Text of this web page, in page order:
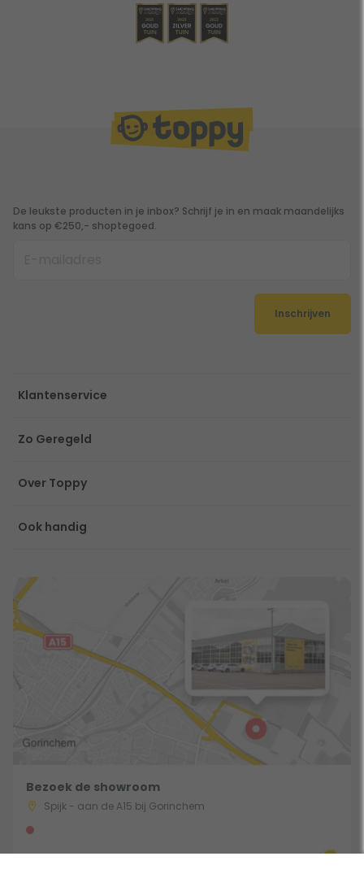
De leukste producten in je inbox? Schrijf je in en maak maandelijks
kans op €250,- shoptegoed.
Inschrijven
Klantenservice
Zo Geregeld
Over Toppy
Ook handig
Bezoek de showroom
Spijk - aan de A15 bij Gorinchem